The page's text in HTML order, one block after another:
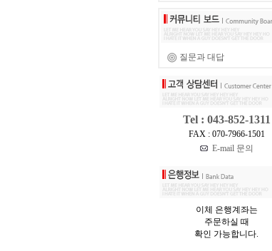
질문과 대답
Tel : 043-852-1311
FAX : 070-7966-1501
E-mail 문의
이체 은행계좌는
주문하실 때
확인 가능합니다.